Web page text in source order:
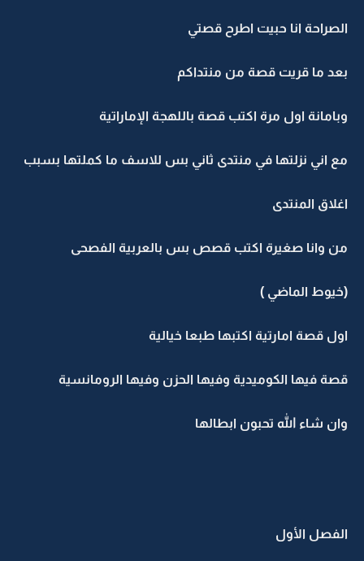
الصراحة انا حبيت اطرح قصتي
بعد ما قريت قصة من منتداكم
وبامانة اول مرة اكتب قصة باللهجة الإماراتية
مع اني نزلتها في منتدى ثاني بس للاسف ما كملتها بسبب
اغلاق المنتدى
من وانا صغيرة اكتب قصص بس بالعربية الفصحى
(خيوط الماضي )
اول قصة امارتية اكتبها طبعا خيالية
قصة فيها الكوميدية وفيها الحزن وفيها الرومانسية
وان شاء الله تحبون ابطالها
الفصل الأول